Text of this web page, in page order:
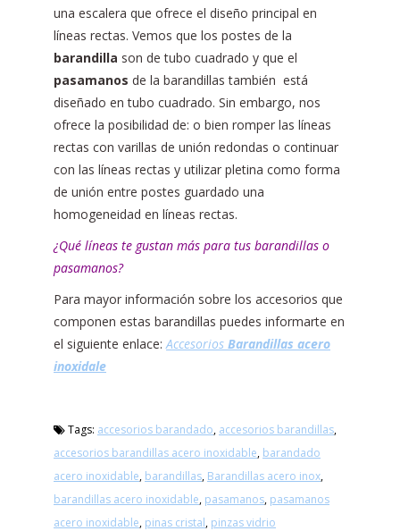
una escalera que ofrece el diseño principal en
líneas rectas. Vemos que los postes de la
barandilla son de tubo cuadrado y que el
pasamanos de la barandillas también está
diseñado en tubo cuadrado. Sin embargo, nos
ofrece la posibilidad de: o bien romper las líneas
rectas con varillas de unión redondas o continuar
con las líneas rectas y utilizar pletina como forma
de unión entre postes guardado una
homogeneidad en líneas rectas.
¿Qué líneas te gustan más para tus barandillas o
pasamanos?
Para mayor información sobre los accesorios que
componen estas barandillas puedes informarte en
el siguiente enlace:Accesorios Barandillas acero
inoxidale
Tags: accesorios barandado, accesorios barandillas,
accesorios barandillas acero inoxidable, barandado
acero inoxidable, barandillas, Barandillas acero inox,
barandillas acero inoxidable, pasamanos, pasamanos
acero inoxidable, pinas cristal, pinzas vidrio